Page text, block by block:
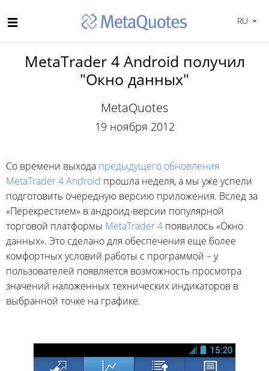
RU
MetaTrader 4 Android получил
"Окно данных"
MetaQuotes
19 ноября 2012
Со времени выхода предыдущего обновления
MetaTrader 4 Android прошла неделя, а мы уже успели
подготовить очередную версию приложения. Вслед за
«Перекрестием» в андроид-версии популярной
торговой платформы MetaTrader 4 появилось «Окно
данных». Это сделано для обеспечения еще более
комфортных условий работы с программой – у
пользователей появляется возможность просмотра
значений наложенных технических индикаторов в
выбранной точке на графике.